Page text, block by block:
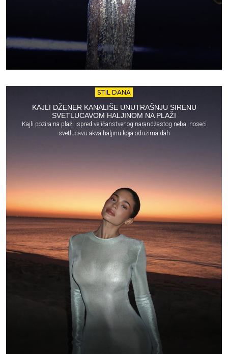
STIL DANA
KAJLI DŽENER KANALIŠE UNUTRAŠNJU SIRENU
SVETLUCAVOM HALJINOM NA PLAŽI
Kajli pozira na plaži ispred veličanstvenog narandžastog neba, noseći
svetlucavu akva haljinu koja oduzima dah